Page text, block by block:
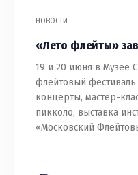
НОВОСТИ
«Лето флейты»
19 и 20 июня в Музее
флейтовый
концерты, мастер-
пикколо, выставка
«Московский